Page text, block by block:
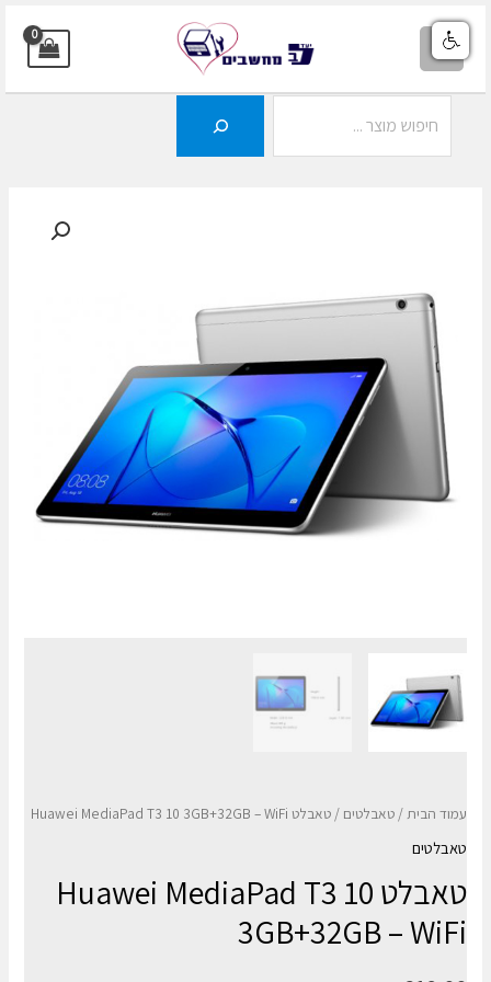
דילוג
לתוכן
MAIN
עמוד הבית/טאבלטים / טאבלט Huawei MediaPad T3 10 3GB+32GB – WiFi
טאבלטים
טאבלט Huawei MediaPad T3 10
3GB+32GB – WiFi